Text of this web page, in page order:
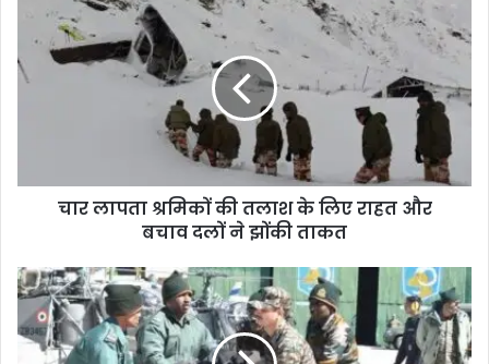
चार लापता श्रमिकों की तलाश के लिए राहत और
बचाव दलों ने झोंकी ताकत